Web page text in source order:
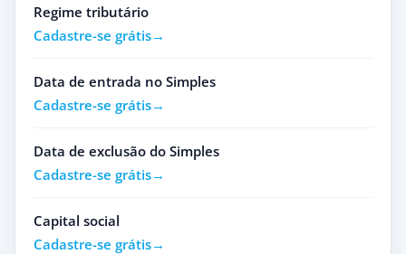
Regime tributário
Cadastre-se grátis
Data de entrada no Simples
Cadastre-se grátis
Data de exclusão do Simples
Cadastre-se grátis
Capital social
Cadastre-se grátis